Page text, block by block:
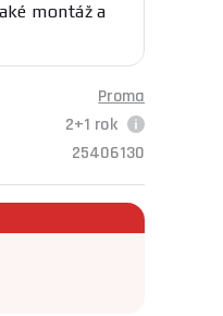
montáž a
Proma
2+1 rok
25406130